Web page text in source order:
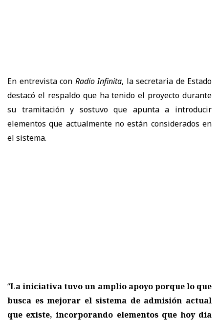
En entrevista con Radio Infinita, la secretaria de Estado
destacó el respaldo que ha tenido el proyecto durante
su tramitación y sostuvo que apunta a introducir
elementos que actualmente no están considerados en
el sistema.
“La iniciativa tuvo un amplio apoyo porque lo que
busca es mejorar el sistema de admisión actual
que existe, incorporando elementos que hoy día